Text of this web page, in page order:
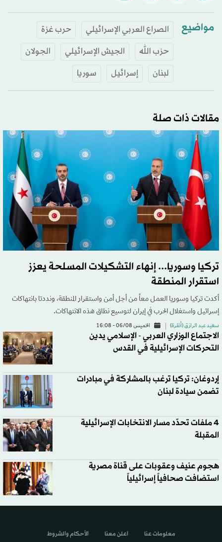
مواضيع الصراع العربي الإسرائيلي
حرب غزة
حزب الله
الجيش الإسرائيلي
الجولان
لبنان
إسرائيل سوريا
مقالات ذات صلة
تركيا وسوريا... إنهاء التشكيلات المسلحة يعزز
استقرار المنطقة
أكدت تركيا وسوريا العمل معاً من أجل أمن واستقرار المنطقة، ونددتا بانتهاكات
إسرائيل واستغلال الحرب في إيران لتوسيع نطاق هذه الانتهاكات.
سعيد عبد الرازق (أنقرة) الخميس 06/08 - 16:08
الاجتماع الوزاري العربي - الإسلامي يدين
التحركات الإسرائيلية في القدس
إردوغان: تركيا ترغب بالمشاركة في مبادرات
تضمن سيادة لبنان
4 ملفات تحدّد مسار الانتخابات الإسرائيلية
المقبلة
هجوم عنيف وعقوبات على قناة مصرية
استضافت صحافياً إسرائيلياً
معلومات عنا اعلن معنا الأحكام والشروط